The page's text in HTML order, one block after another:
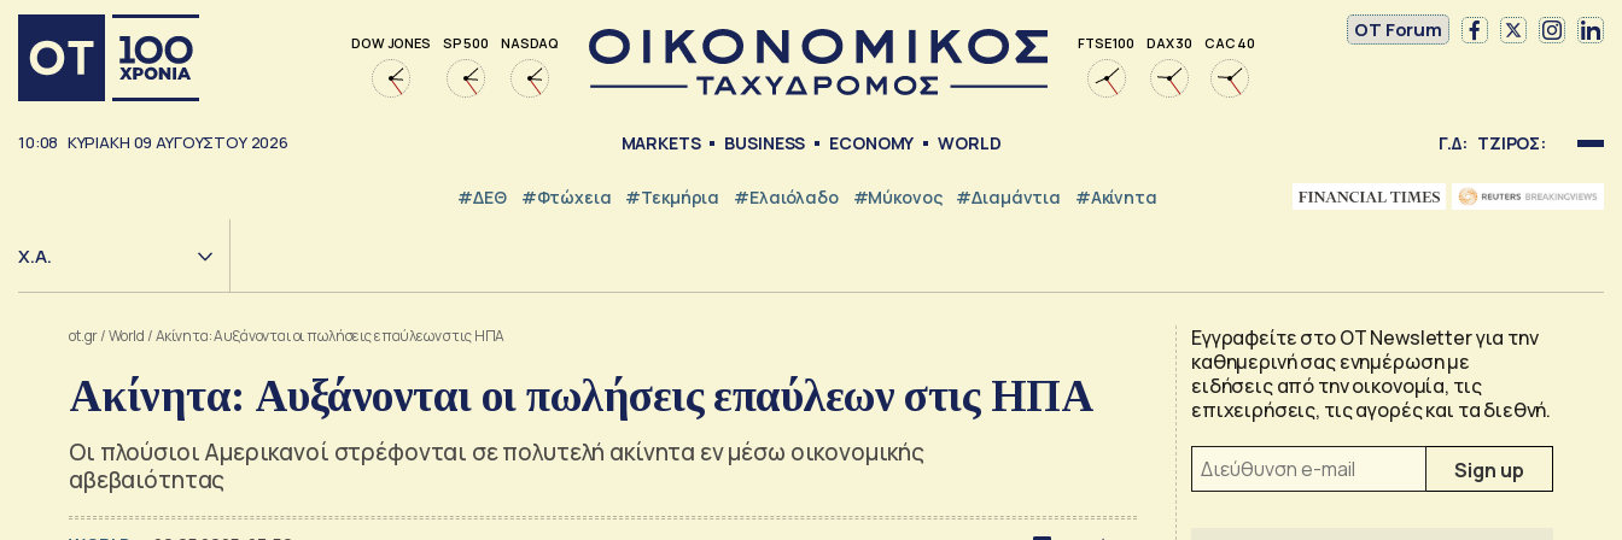
DOW JONES SP 500 NASDAQ FTSE 100 DAX 30 CAC 40
OT Forum
10:08 ΚΥΡΙΑΚΗ 09 ΑΥΓΟΥΣΤΟΥ 2026 MARKETS BUSINESS ECONOMY WORLD Γ.Δ: ΤΖΙΡΟΣ:
#ΔΕΘ #Φτώχεια #Τεκμήρια #Ελαιόλαδο #Μύκονος #Διαμάντια #Ακίνητα
Χ.Α.
ot.gr/World /Ακίνητα: Αυξάνονται οι πωλήσεις επαύλεων στις ΗΠΑ
Ακίνητα: Αυξάνονται οι πωλήσεις επαύλεων στις ΗΠΑ
Οι πλούσιοι Αμερικανοί στρέφονται σε πολυτελή ακίνητα εν μέσω οικονομικής
αβεβαιότητας
Εγγραφείτε στο OT Newsletter για την
καθημερινή σας ενημέρωση με
ειδήσεις από την οικονομία, τις
επιχειρήσεις, τις αγορές και τα διεθνή.